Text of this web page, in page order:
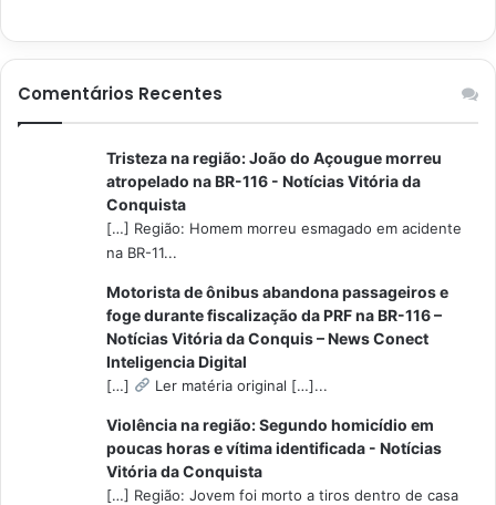
Comentários Recentes
Tristeza na região: João do Açougue morreu
atropelado na BR-116 - Notícias Vitória da
Conquista
[…] Região: Homem morreu esmagado em acidente
na BR-11...
Motorista de ônibus abandona passageiros e
foge durante fiscalização da PRF na BR-116 –
Notícias Vitória da Conquis – News Conect
Inteligencia Digital
[…] Ler matéria original […]...
Violência na região: Segundo homicídio em
poucas horas e vítima identificada - Notícias
Vitória da Conquista
[…] Região: Jovem foi morto a tiros dentro de casa